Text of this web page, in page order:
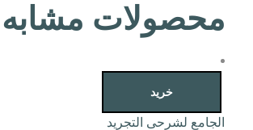
محصولات مشابه
خرید
الجامع لشرحی التجرید